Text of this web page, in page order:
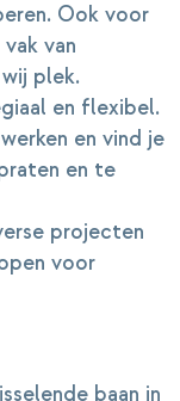
Ook voor
van
plek.
en flexibel.
en vind je
en te
projecten
voor
baan in